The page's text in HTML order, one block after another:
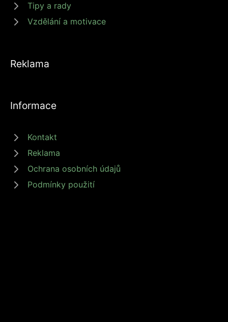
Tipy a rady
Vzdělání a motivace
Reklama
Informace
Kontakt
Reklama
Ochrana osobních údajů
Podmínky použití